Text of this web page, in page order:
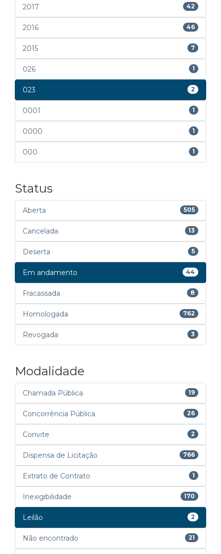
2017 42
2016 46
2015 7
026 1
023 2
0001 1
0000 1
000 1
Status
Aberta 505
Cancelada 13
Deserta 5
Em andamento 44
Fracassada 8
Homologada 762
Revogada 3
Modalidade
Chamada Pública 19
Concorrência Pública 26
Convite 2
Dispensa de Licitação 766
Extrato de Contrato 1
Inexigibilidade 170
Leilão 2
Não encontrado 21